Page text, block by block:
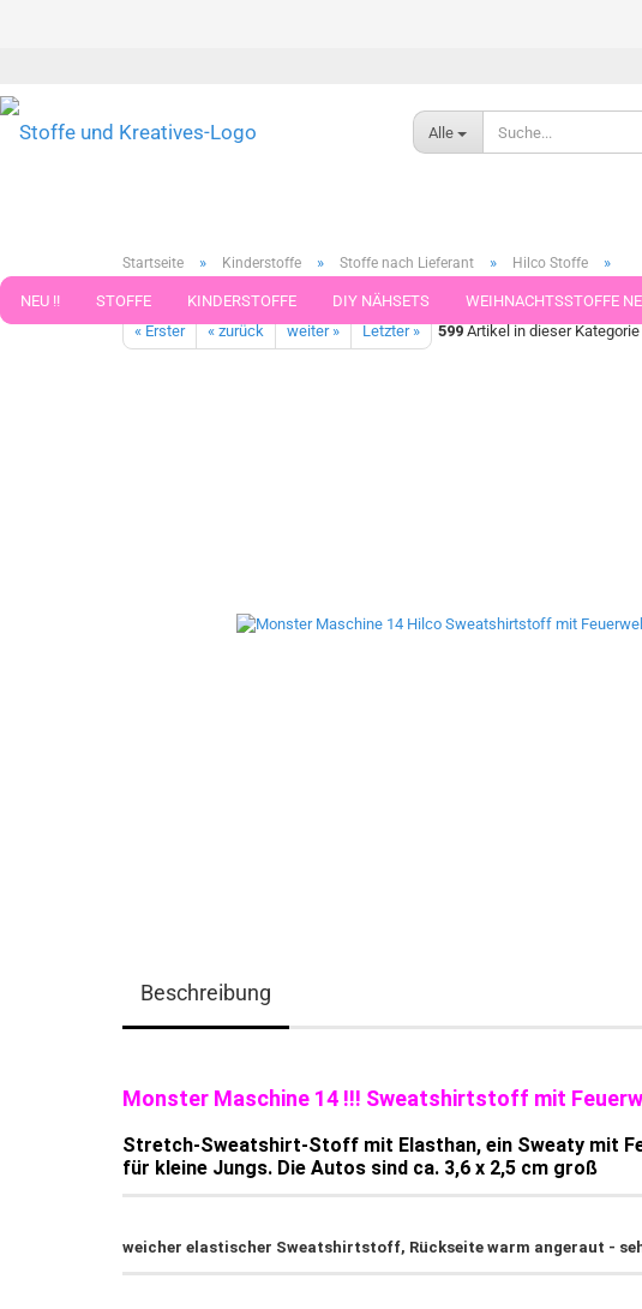
Alle
NEU !! STOFFE KINDERSTOFFE DIY NÄHSETS WEIHNACHTSSTOFFE
WEBBAND WEBBÄNDER NÄHZUBEHÖR WOLLE UND ZUBEHÖR
Startseite » Kinderstoffe » Stoffe nach Lieferant » Hilco Stoffe »
« Erster « zurück weiter » Letzter » 599 Artikel in dieser Kategorie
Beschreibung
Monster Maschine 14 !!! Sweatshirtstoff mit
Stretch-Sweatshirt-Stoff mit Elasthan, ein Sweaty mit
für kleine Jungs. Die Autos sind ca. 3,6 x 2,5 cm groß
weicher elastischer Sweatshirtstoff, Rückseite warm angeraut -